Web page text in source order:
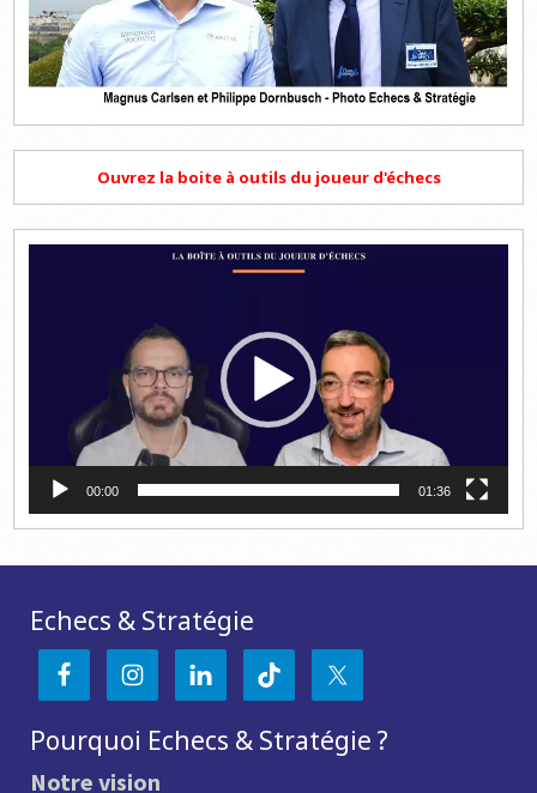
Ouvrez la boite à outils du joueur d'échecs
00:00 01:36
Echecs & Stratégie
Pourquoi Echecs & Stratégie ?
Notre vision